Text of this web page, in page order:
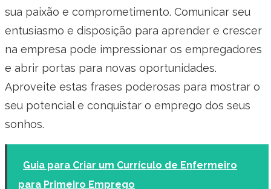
sua paixão e comprometimento. Comunicar seu
entusiasmo e disposição para aprender e crescer
na empresa pode impressionar os empregadores
e abrir portas para novas oportunidades.
Aproveite estas frases poderosas para mostrar o
seu potencial e conquistar o emprego dos seus
sonhos.
Guia para Criar um Currículo de Enfermeiro
para Primeiro Emprego